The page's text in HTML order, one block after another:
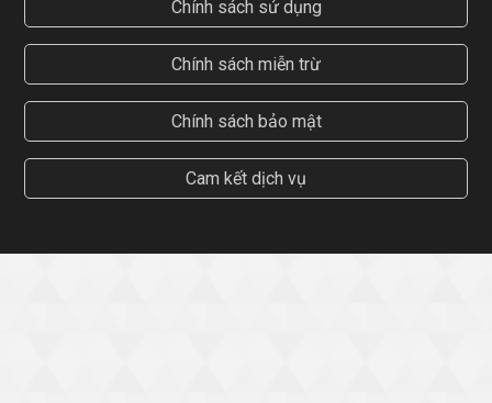
Chính sách sử dụng
Chính sách miễn trừ
Chính sách bảo mật
Cam kết dịch vụ